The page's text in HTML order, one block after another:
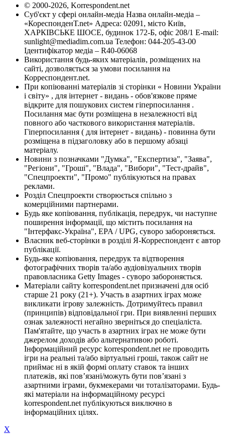
© 2000-2026, Korrespondent.net
Суб'єкт у сфері онлайн-медіа Назва онлайн-медіа –
«КореспонденТ.net» Адреса: 02091, місто Київ,
ХАРКІВСЬКЕ ШОСЕ, будинок 172-Б, офіс 208/1 E-mail:
sunlight@mediadim.com.ua Телефон: 044-205-43-00
Ідентифікатор медіа – R40-06068
Використання будь-яких матеріалів, розміщених на
сайті, дозволяється за умови посилання на
Корреспондент.net.
При копіюванні матеріалів зі сторінки « Новини України
і світу» , для інтернет - видань - обов'язкове пряме
відкрите для пошукових систем гіперпосилання .
Посилання має бути розміщена в незалежності від
повного або часткового використання матеріалів.
Гіперпосилання ( для інтернет - видань) - повинна бути
розміщена в підзаголовку або в першому абзаці
матеріалу.
Новини з позначками "Думка", "Експертиза", "Заява",
"Регіони", "Гроші", "Влада", "Вибори", "Тест-драйв",
"Спецпроекти", "Промо" публікуються на правах
реклами.
Розділ Спецпроекти створюється спільно з
комерційними партнерами.
Будь яке копіювання, публікація, передрук, чи наступне
поширення інформації, що містить посилання на
"Інтерфакс-Україна", EPA / UPG, суворо забороняється.
Власник веб-сторінки в розділі Я-Корреспондент є автор
публікації.
Будь-яке копіювання, передрук та відтворення
фотографічних творів та/або аудіовізуальних творів
правовласника Getty Images - суворо забороняється.
Матеріали сайту korrespondent.net призначені для осіб
старше 21 року (21+). Участь в азартних іграх може
викликати ігрову залежність. Дотримуйтесь правил
(принципів) відповідальної гри. При виявленні перших
ознак залежності негайно зверніться до спеціаліста.
Пам'ятайте, що участь в азартних іграх не може бути
джерелом доходів або альтернативою роботі.
Інформаційний ресурс korrespondent.net не проводить
ігри на реальні та/або віртуальні гроші, також сайт не
приймає ні в якій формі оплату ставок та інших
платежів, які пов’язані/можуть бути пов’язані з
азартними іграми, букмекерами чи тоталізаторами. Будь-
які матеріали на інформаційному ресурсі
korrespondent.net публікуються виключно в
інформаційних цілях.
X